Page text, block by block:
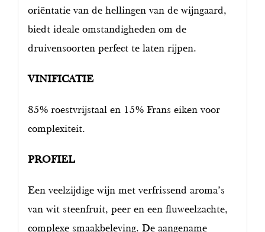
oriëntatie van de hellingen van de wijngaard,
biedt ideale omstandigheden om de
druivensoorten perfect te laten rijpen.
VINIFICATIE
85% roestvrijstaal en 15% Frans eiken voor
complexiteit.
PROFIEL
Een veelzijdige wijn met verfrissend aroma’s
van wit steenfruit, peer en een fluweelzachte,
complexe smaakbeleving. De aangename